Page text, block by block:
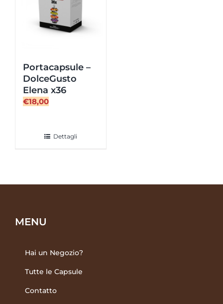
Portacapsule –
DolceGusto
Elena x36
€18,00
Dettagli
MENU
Hai un Negozio?
Tutte le Capsule
Contatto